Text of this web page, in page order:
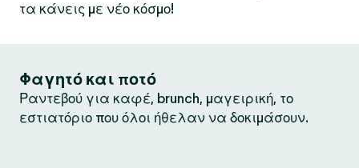
τα κάνεις με νέο κόσμο!
Φαγητό και ποτό
Ραντεβού για καφέ, brunch, μαγειρική, το
εστιατόριο που όλοι ήθελαν να δοκιμάσουν.